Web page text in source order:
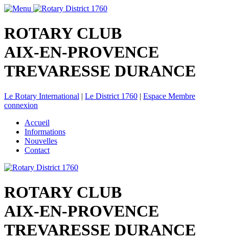
ROTARY CLUB
AIX-EN-PROVENCE
TREVARESSE DURANCE
Le Rotary International | Le District 1760 | Espace Membre
connexion
Accueil
Informations
Nouvelles
Contact
ROTARY CLUB
AIX-EN-PROVENCE
TREVARESSE DURANCE